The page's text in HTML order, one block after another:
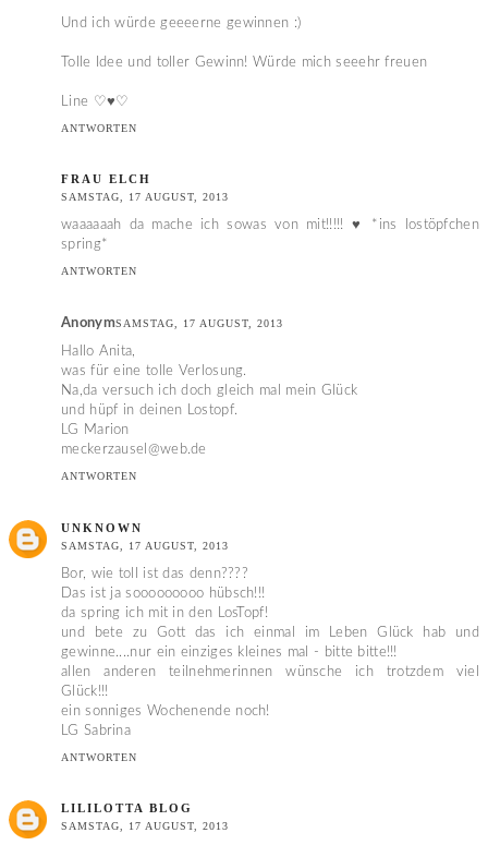
Und ich würde geeeerne gewinnen :)
Tolle Idee und toller Gewinn! Würde mich seeehr freuen
Line ♡♥♡
ANTWORTEN
FRAU ELCH
SAMSTAG, 17 AUGUST, 2013
waaaaaah da mache ich sowas von mit!!!!! ♥ *ins lostöpfchen
spring*
ANTWORTEN
AnonymSAMSTAG, 17 AUGUST, 2013
Hallo Anita,
was für eine tolle Verlosung.
Na,da versuch ich doch gleich mal mein Glück
und hüpf in deinen Lostopf.
LG Marion
meckerzausel@web.de
ANTWORTEN
UNKNOWN
SAMSTAG, 17 AUGUST, 2013
Bor, wie toll ist das denn????
Das ist ja sooooooooo hübsch!!!
da spring ich mit in den LosTopf!
und bete zu Gott das ich einmal im Leben Glück hab und
gewinne....nur ein einziges kleines mal - bitte bitte!!!
allen anderen teilnehmerinnen wünsche ich trotzdem viel
Glück!!!
ein sonniges Wochenende noch!
LG Sabrina
ANTWORTEN
LILILOTTA BLOG
SAMSTAG, 17 AUGUST, 2013